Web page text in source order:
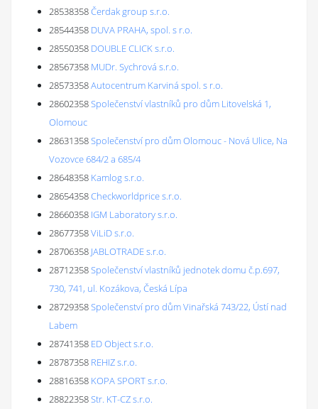
28538358Čerdak group s.r.o.
28544358 DUVA PRAHA, spol. s r.o.
28550358 DOUBLE CLICK s.r.o.
28567358 MUDr. Sychrová s.r.o.
28573358Autocentrum Karviná spol. s r.o.
28602358Společenství vlastníků pro dům Litovelská 1,
Olomouc
28631358Společenství pro dům Olomouc - Nová Ulice, Na
Vozovce 684/2 a 685/4
28648358 Kamlog s.r.o.
28654358Checkworldprice s.r.o.
28660358 IGM Laboratory s.r.o.
28677358ViLiD s.r.o.
28706358 JABLOTRADE s.r.o.
28712358Společenství vlastníků jednotek domu č.p.697,
730, 741, ul. Kozákova, Česká Lípa
28729358Společenství pro dům Vinařská 743/22, Ústí nad
Labem
28741358 ED Object s.r.o.
28787358 REHIZ s.r.o.
28816358 KOPA SPORT s.r.o.
28822358Str. KT-CZ s.r.o.